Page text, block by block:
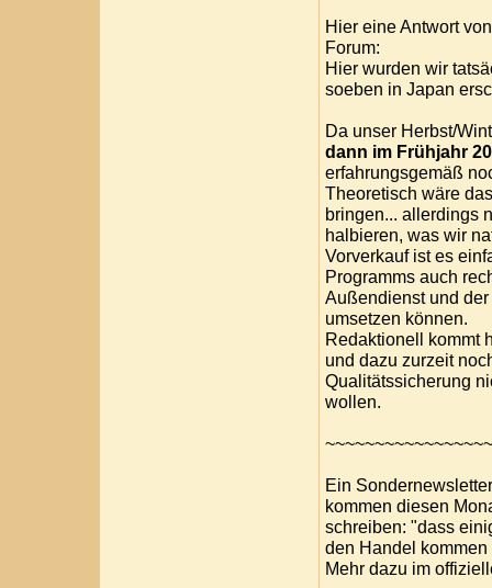
Hier eine Antwort
Forum:
Hier wurden wir
soeben in Japan
Da unser Herbst/
dann im Frühjahr
erfahrungsgemäß
Theoretisch wäre
bringen... allerdings
halbieren, was wir
Vorverkauf ist es
Programms auch
Außendienst und
umsetzen können.
Redaktionell kommt
und dazu zurzeit
Qualitätssicherung
wollen.
Ein
kommen diesen
schreiben: "dass
den Handel
Mehr dazu im